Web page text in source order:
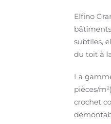
Elfino
subtiles,
du toit à
La
pièces/
crochet